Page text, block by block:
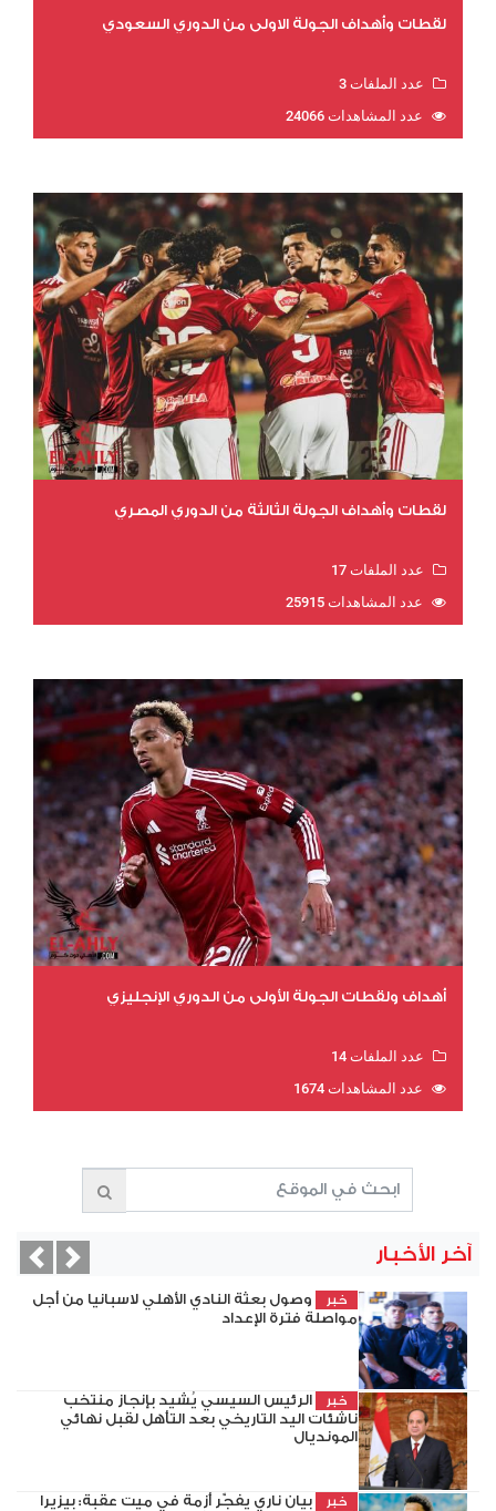
لقطات وأهداف الجولة الاولي من الدوري السعودي
عدد الملفات 3
عدد المشاهدات 24066
لقطات وأهداف الجولة الثالثة من الدوري المصري
عدد الملفات 17
عدد المشاهدات 25915
أهداف ولقطات الجولة الأولى من الدوري الإنجليزي
عدد الملفات 14
عدد المشاهدات 1674
آخر الأخبار
خبر
وصول بعثة النادي الأهلي لاسبانيا من أجل
مواصلة فترة الإعداد
خبر
الرئيس السيسي يُشيد بإنجاز منتخب
ناشئات اليد التاريخي بعد التأهل لقبل نهائي
المونديال
خبر
بيان ناري يفجّر أزمة في ميت عقبة: بيزيرا
Next